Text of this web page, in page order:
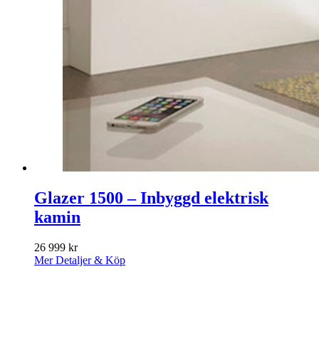
Glazer 1500 – Inbyggd elektrisk
kamin
26 999 kr
Mer Detaljer & Köp